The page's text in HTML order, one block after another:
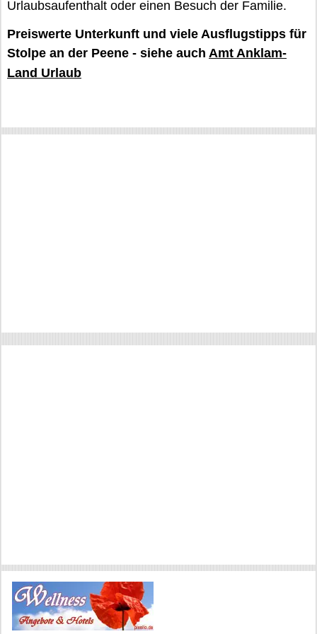
Urlaubsaufenthalt oder einen Besuch der Familie.
Preiswerte Unterkunft und viele Ausflugstipps für
Stolpe an der Peene - siehe auch Amt Anklam-
Land Urlaub